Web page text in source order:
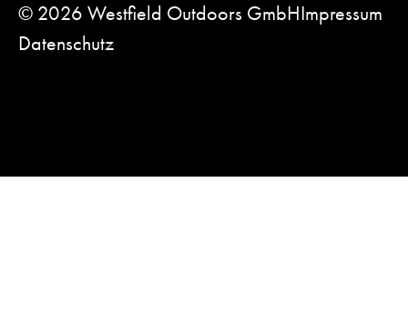
© 2026 Westfield Outdoors GmbHImpressum
Datenschutz